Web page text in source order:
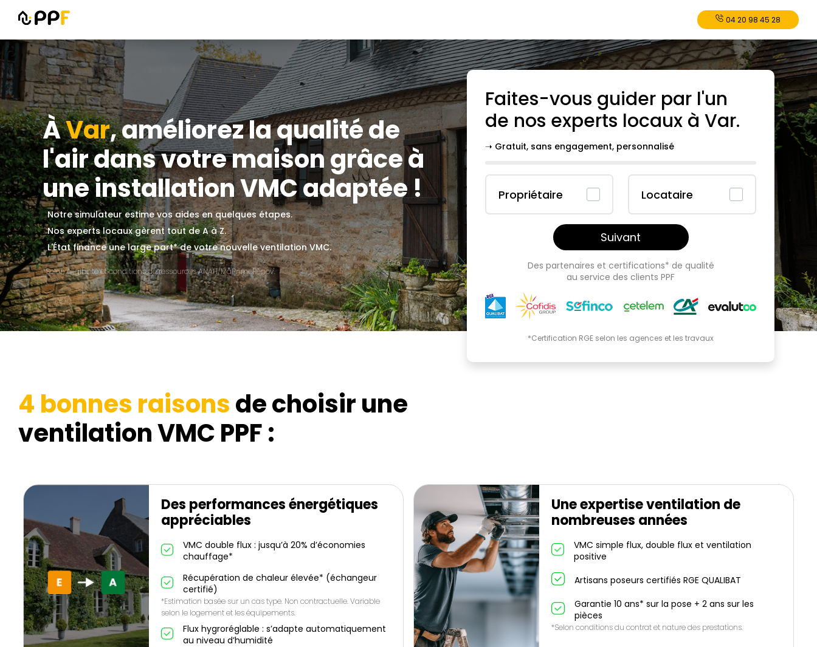
04 20 98 45 28
ÀVar, améliorez la qualité de
l'air dans votre maison grâce à
une installation VMC adaptée !
Notre simulateur estime vos aides en quelques étapes.
Nos experts locaux gèrent tout de A à Z.
L'État finance une large part* de votre nouvelle ventilation VMC.
*Selon éligibilité et conditions de ressources ANAH/MaPrimeRénov'.
Faites-vous guider par l'un
de nos experts locaux àVar.
➝ Gratuit, sans engagement, personnalisé
Propriétaire Locataire
Suivant
Des partenaires et certifications* de qualité
au service des clients PPF
*Certification RGE selon les agences et les travaux
4 bonnes raisonsde choisir une
ventilation VMC PPF :
Des performances énergétiques
appréciables
VMC double flux : jusqu’à 20% d’économies
chauffage*
Récupération de chaleur élevée* (échangeur
certifié)
*Estimation basée sur un cas type. Non contractuelle. Variable
selon le logement et les équipements.
Flux hygroréglable : s’adapte automatiquement
au niveau d’humidité
Une expertise ventilation de
nombreuses années
VMC simple flux, double flux et ventilation
positive
Artisans poseurs certifiés RGE QUALIBAT
Garantie 10 ans* sur la pose + 2 ans sur les
pièces
*Selon conditions du contrat et nature des prestations.